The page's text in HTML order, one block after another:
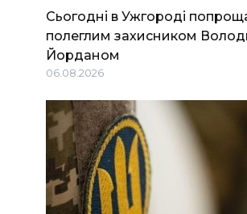
Сьогодні в Ужгороді
полеглим захисником
Йорданом
06.08.2026